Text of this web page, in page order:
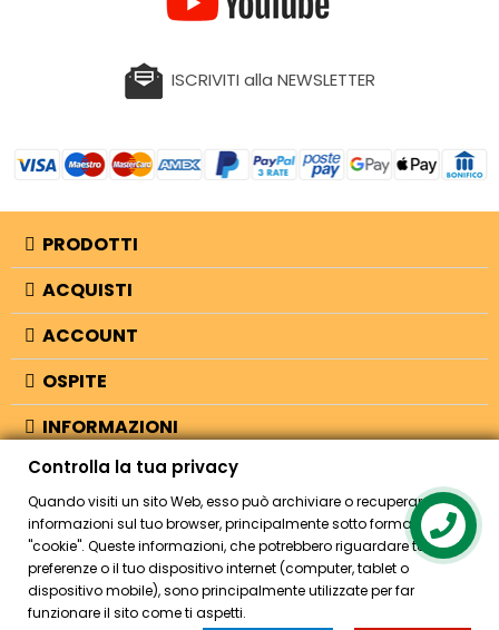
ISCRIVITI alla NEWSLETTER
PRODOTTI
ACQUISTI
ACCOUNT
OSPITE
INFORMAZIONI
NEGOZIO
© 2026 - Bellearti.it -credits
Controlla la tua privacy
Quando visiti un sito Web, esso può archiviare o recuperare
informazioni sul tuo browser, principalmente sotto forma di
"cookie". Queste informazioni, che potrebbero riguardare te, le tue
preferenze o il tuo dispositivo internet (computer, tablet o
dispositivo mobile), sono principalmente utilizzate per far
funzionare il sito come ti aspetti.
Contact us